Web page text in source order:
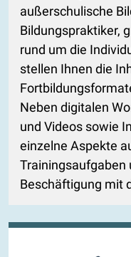
außerschulische
Bildungspraktiker,
rund um die
stellen Ihnen die
Neben digitalen
und Videos sowie
einzelne Aspekte
Trainingsaufgaben
Beschäftigung mit